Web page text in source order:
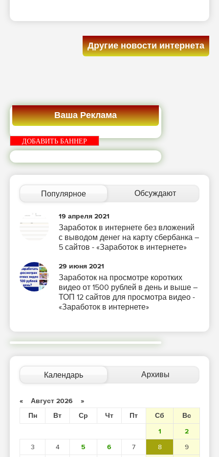
Другие новости интернета
Ваша Реклама
ДОБАВИТЬ БАННЕР
Популярное Обсуждают
19 апреля 2021
Заработок в интернете без вложений
с выводом денег на карту сбербанка –
5 сайтов - «Заработок в интернете»
29 июня 2021
Заработок на просмотре коротких
видео от 1500 рублей в день и выше –
ТОП 12 сайтов для просмотра видео -
«Заработок в интернете»
Календарь Архивы
« Август 2026 »
Пн
Вт Ср Чт Пт Сб
Вс
1
2
3
4 5 6 7 8
9